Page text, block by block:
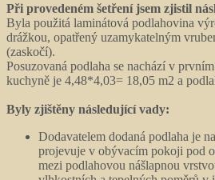
Při provedeném šetření jsem zjistil
Byla použitá laminátová podlahovina
drážkou, opatřený uzamykatelným
(zaskočí).
Posuzovaná podlaha se nachází v
kuchyně je 4,48*4,03= 18,05 m2 a
Byly zjištěny následující vady:
Dodavatelem dodaná podlaha je
projevuje v obývacím pokoji pod
mezi podlahovou nášlapnou